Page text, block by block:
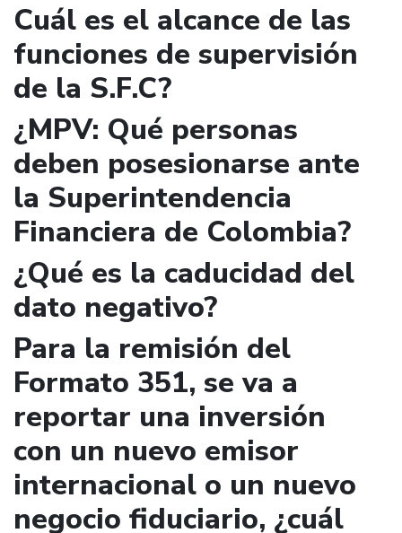
Cuál es el alcance de las
funciones de supervisión
de la S.F.C?
¿MPV: Qué personas
deben posesionarse ante
la Superintendencia
Financiera de Colombia?
¿Qué es la caducidad del
dato negativo?
Para la remisión del
Formato 351, se va a
reportar una inversión
con un nuevo emisor
internacional o un nuevo
negocio fiduciario, ¿cuál